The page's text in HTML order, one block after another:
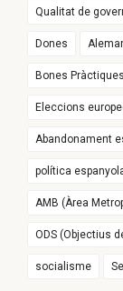
Qualitat de
Dones
Bones Pràctiques
Eleccions
Abandonament
política
AMB (Àrea
ODS (Objectius
socialisme